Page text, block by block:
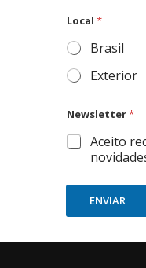
Local *
Brasil
Exterior
Newsletter*
Aceito
ENVIAR